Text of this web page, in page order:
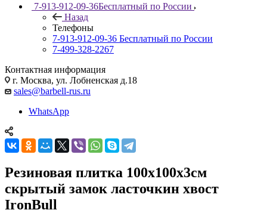
7-913-912-09-36Бесплатный по России
Назад
Телефоны
7-913-912-09-36 Бесплатный по России
7-499-328-2267
Контактная информация
г. Москва, ул. Лобненская д.18
sales@barbell-rus.ru
WhatsApp
Резиновая плитка 100х100х3см
скрытый замок ласточкин хвост
IronBull